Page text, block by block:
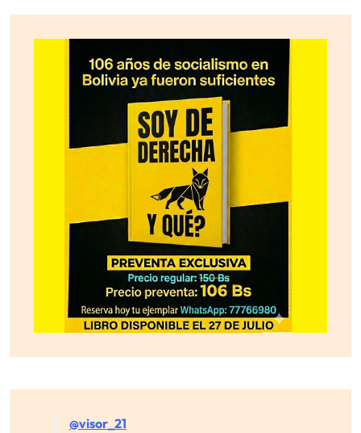
@visor_21